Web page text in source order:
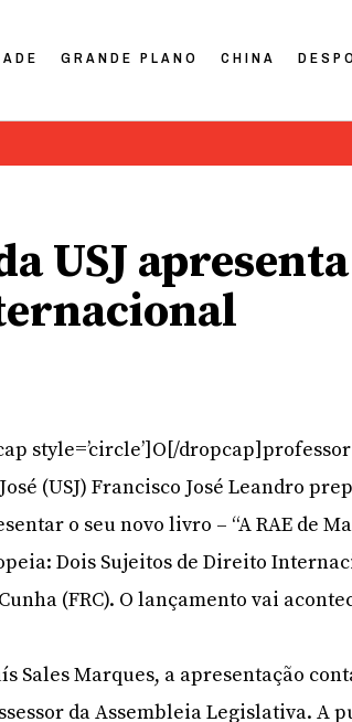
GRANDE PLANO CHINA
USJ
style=’circle’]O[/
(USJ) Francisco José Leandro
o seu novo livro – “A RAE de
Dois Sujeitos de Direito
(FRC). O lançamento vai
Sales Marques, a apresentação
da Assembleia Legislativa. A